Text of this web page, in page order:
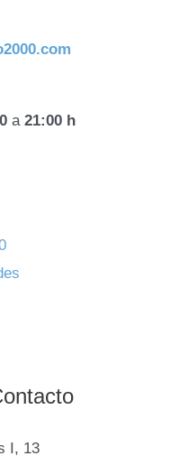
a 21:00 h
I, 13